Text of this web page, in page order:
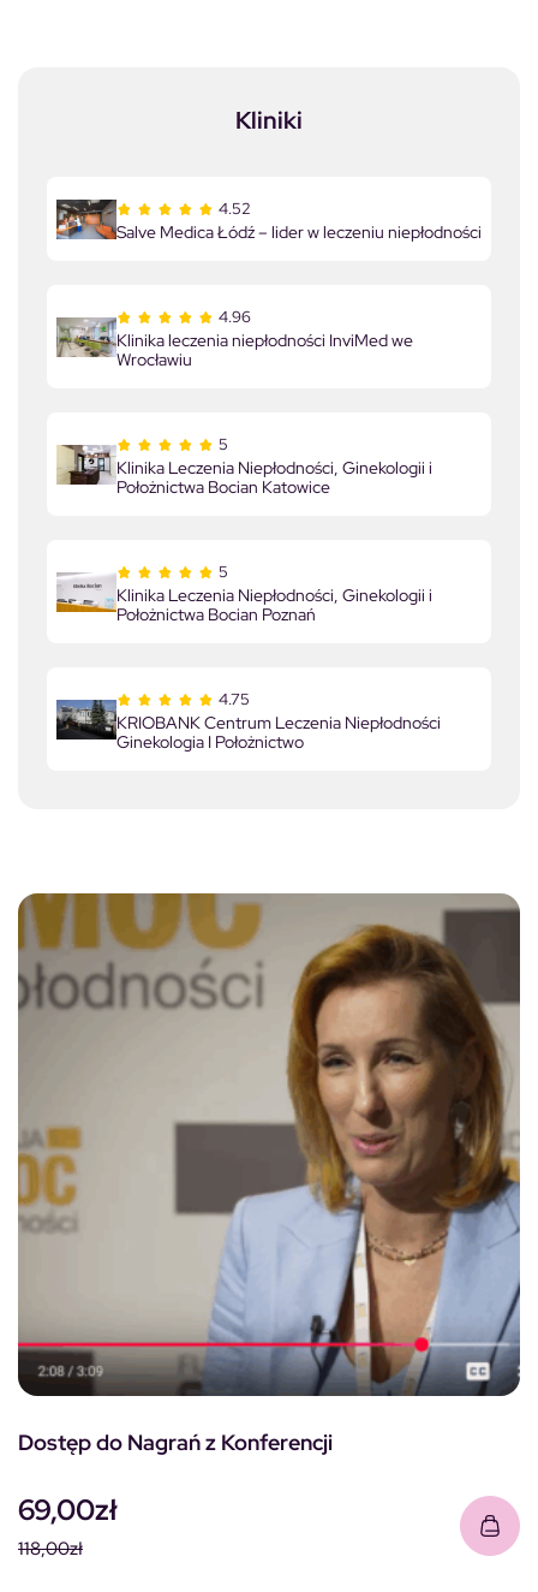
Kliniki
4.52
Salve Medica Łódź – lider w leczeniu niepłodności
4.96
Klinika leczenia niepłodności InviMed we
Wrocławiu
5
Klinika Leczenia Niepłodności, Ginekologii i
Położnictwa Bocian Katowice
5
Klinika Leczenia Niepłodności, Ginekologii i
Położnictwa Bocian Poznań
4.75
KRIOBANK Centrum Leczenia Niepłodności
Ginekologia I Położnictwo
Dostęp do Nagrań z Konferencji
118,00zł
69,00zł